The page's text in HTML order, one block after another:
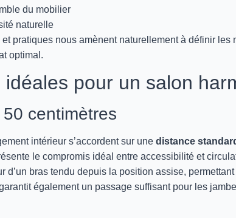
du mobilier
naturelle
pratiques nous amènent naturellement à définir les
optimal.
pour un salon
centimètres
intérieur s’accordent sur une distance
le compromis idéal entre accessibilité et
d’un bras tendu depuis la position assise,
également un passage suffisant pour les